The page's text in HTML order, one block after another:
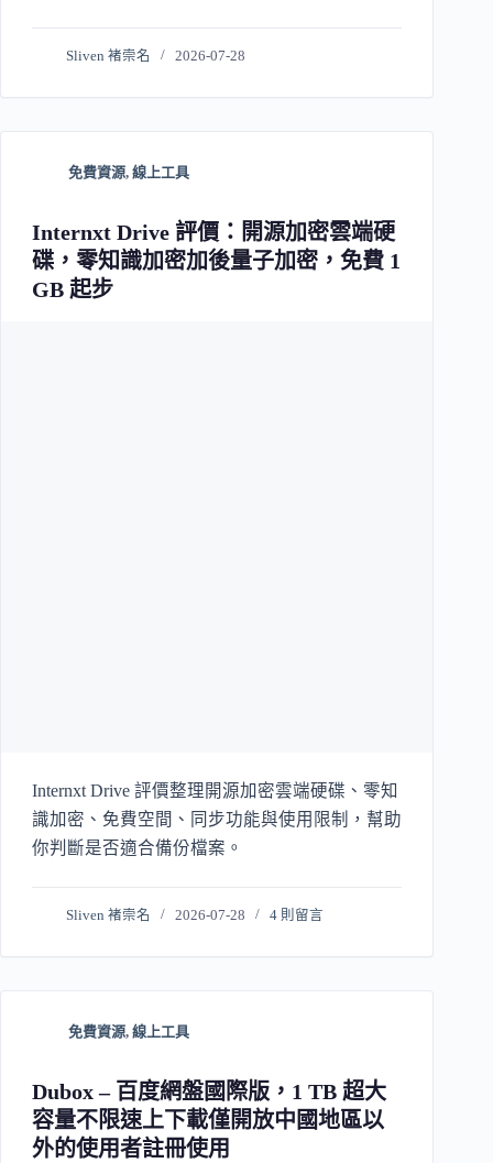
Sliven 褚崇名 2026-07-28
免費資源, 線上工具
Internxt Drive 評價：開源加密雲端硬
碟，零知識加密加後量子加密，免費 1
GB 起步
Internxt Drive 評價整理開源加密雲端硬碟、零知
識加密、免費空間、同步功能與使用限制，幫助
你判斷是否適合備份檔案。
Sliven 褚崇名 2026-07-28 4 則留言
免費資源, 線上工具
Dubox – 百度網盤國際版，1 TB 超大
容量不限速上下載僅開放中國地區以
外的使用者註冊使用